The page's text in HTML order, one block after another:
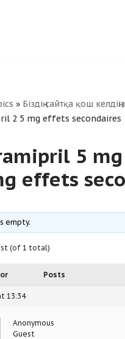
» Біздің сайтқа қош
2 5 mg effets secondaires
5
effets
empty.
(of 1 total)
Posts
13:34
Anonymous
Guest